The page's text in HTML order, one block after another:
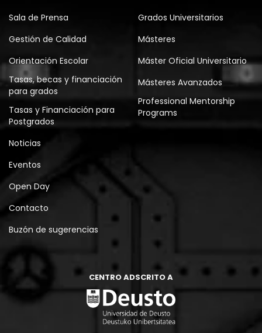
Sala de Prensa
Gestión de Calidad
Orientación Escolar
Tasas, becas y financiación
para grados
Tasas y Financiación para
Postgrados
Grados Universitarios
Másteres
Máster Oficial Universitario
Másteres Avanzados
Professional Mentorship
Programs
Noticias
Eventos
Open Day
Contacto
Buzón de sugerencias
CENTRO ADSCRITO A